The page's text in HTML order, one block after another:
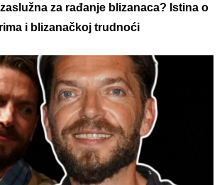
za rađanje blizanaca? Istina o
i blizanačkoj trudnoći